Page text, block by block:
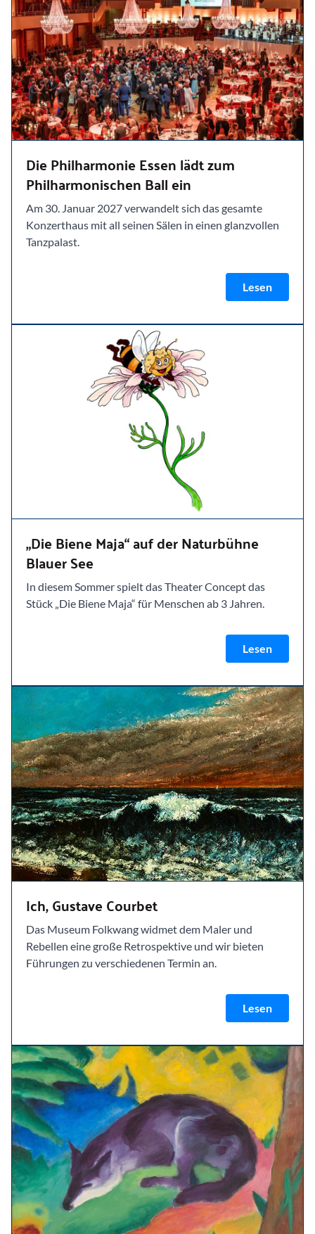
Die Philharmonie Essen lädt zum
Philharmonischen Ball ein
Am 30. Januar 2027 verwandelt sich das gesamte
Konzerthaus mit all seinen Sälen in einen glanzvollen
Tanzpalast.
Lesen
„Die Biene Maja“ auf der Naturbühne
Blauer See
In diesem Sommer spielt das Theater Concept das
Stück „Die Biene Maja“ für Menschen ab 3 Jahren.
Lesen
Ich, Gustave Courbet
Das Museum Folkwang widmet dem Maler und
Rebellen eine große Retrospektive und wir bieten
Führungen zu verschiedenen Termin an.
Lesen